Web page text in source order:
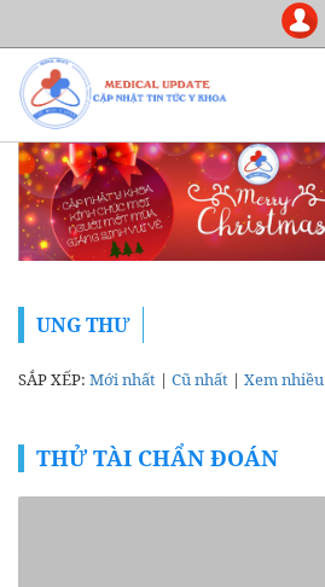
UNG THƯ
SẮP XẾP: Mới nhất | Cũ nhất | Xem nhiều
THỬ TÀI CHẨN ĐOÁN